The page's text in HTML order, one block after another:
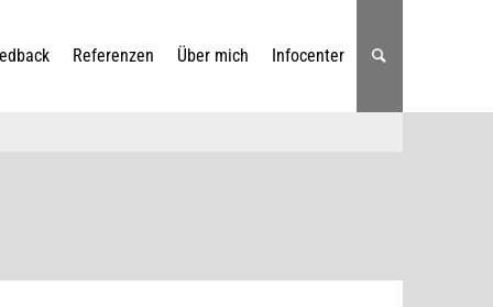
Referenzen Über mich Infocenter